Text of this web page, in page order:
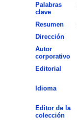
Palabras
clave
Resumen
Dirección
Autor
corporativo
Editorial
Idioma
Editor de la
colección